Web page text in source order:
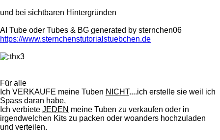
und bei sichtbaren Hintergründen
AI Tube oder Tubes & BG generated by sternchen06
https://www.sternchenstutorialstuebchen.de
Für alle
Ich VERKAUFE meine Tuben NICHT....ich erstelle sie weil ich
Spass daran habe,
Ich verbiete JEDEN meine Tuben zu verkaufen oder in
irgendwelchen Kits zu packen oder woanders hochzuladen
und verteilen.